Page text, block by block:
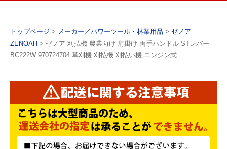
トップページ > メーカー／パワーツール・林業用品 > ゼノア
ZENOAH > ゼノア 刈払機 農業向け 肩掛け 両手ハンドル STレバー
BC222W 970724704 草刈機 刈払機 刈払い機 エンジン式